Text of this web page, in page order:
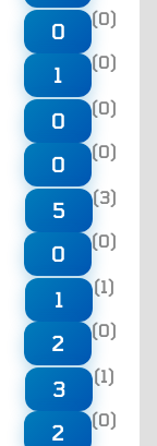
0
(0)
1
(0)
0
(0)
0
(0)
5
(3)
0
(0)
1
(1)
2
(0)
3
(1)
2
(0)